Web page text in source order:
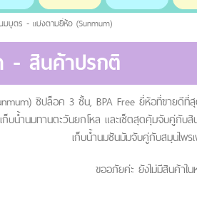
บุตร - แบ่งตามยี่ห้อ (Sunmum)
- สินค้าปรกติ
ซิปล็อค 3 ชั้น, BPA Free ยี่ห้อที่ขายดีที่สุ
ก็บน้ำนมทานตะวันยกโหล และเซ็ตสุดคุ้มจับคู่กั
เก็บน้ำนมซันมัมจับคู่กับสมุนไพร
ขออภัยค่ะ ยังไม่มีสินค้าใ